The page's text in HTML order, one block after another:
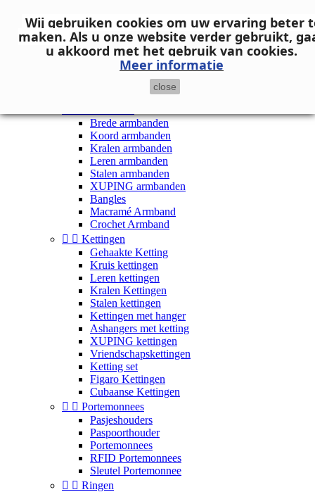
Inloggen
shopping_cart Winkelwagen (0)
Brede armbanden
Koord armbanden
Kralen armbanden
Leren armbanden
Stalen armbanden
XUPING armbanden
Bangles
Macramé Armband
Crochet Armband
  Kettingen
Gehaakte Ketting
Kruis kettingen
Leren kettingen
Kralen Kettingen
Stalen kettingen
Kettingen met hanger
Ashangers met ketting
XUPING kettingen
Vriendschapskettingen
Ketting set
Figaro Kettingen
Cubaanse Kettingen
  Portemonnees
Pasjeshouders
Paspoorthouder
Portemonnees
RFID Portemonnees
Sleutel Portemonnee
  Ringen
Wij gebruiken cookies om uw ervaring beter
maken. Als u onze website verder gebruikt,
u akkoord met het gebruik van cookies.
Meer informatie
close